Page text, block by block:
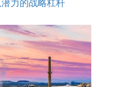
力的战略杠杆